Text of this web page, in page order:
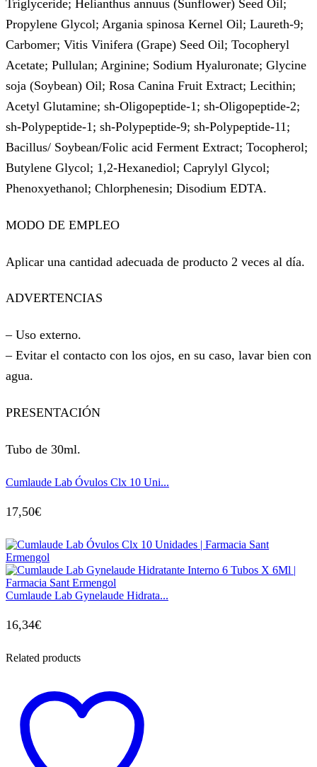
Triglyceride; Helianthus annuus (Sunflower) Seed Oil;
Propylene Glycol; Argania spinosa Kernel Oil; Laureth-9;
Carbomer; Vitis Vinifera (Grape) Seed Oil; Tocopheryl
Acetate; Pullulan; Arginine; Sodium Hyaluronate; Glycine
soja (Soybean) Oil; Rosa Canina Fruit Extract; Lecithin;
Acetyl Glutamine; sh-Oligopeptide-1; sh-Oligopeptide-2;
sh-Polypeptide-1; sh-Polypeptide-9; sh-Polypeptide-11;
Bacillus/ Soybean/Folic acid Ferment Extract; Tocopherol;
Butylene Glycol; 1,2-Hexanediol; Caprylyl Glycol;
Phenoxyethanol; Chlorphenesin; Disodium EDTA.
MODO DE EMPLEO
Aplicar una cantidad adecuada de producto 2 veces al día.
ADVERTENCIAS
– Uso externo.
– Evitar el contacto con los ojos, en su caso, lavar bien con
agua.
PRESENTACIÓN
Tubo de 30ml.
Cumlaude Lab Óvulos Clx 10 Uni...
17,50€
Cumlaude Lab Gynelaude Hidrata...
16,34€
Related products